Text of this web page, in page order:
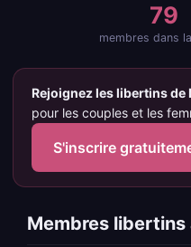
79
membres dans
Rejoignez les libertins de
pour les couples et les
S'inscrire
Membres libertins